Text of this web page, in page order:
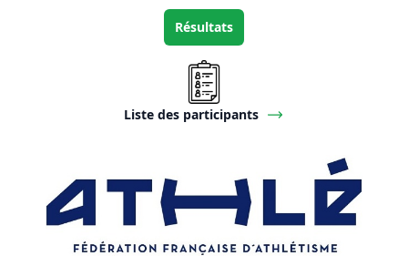
Résultats
Liste des participants